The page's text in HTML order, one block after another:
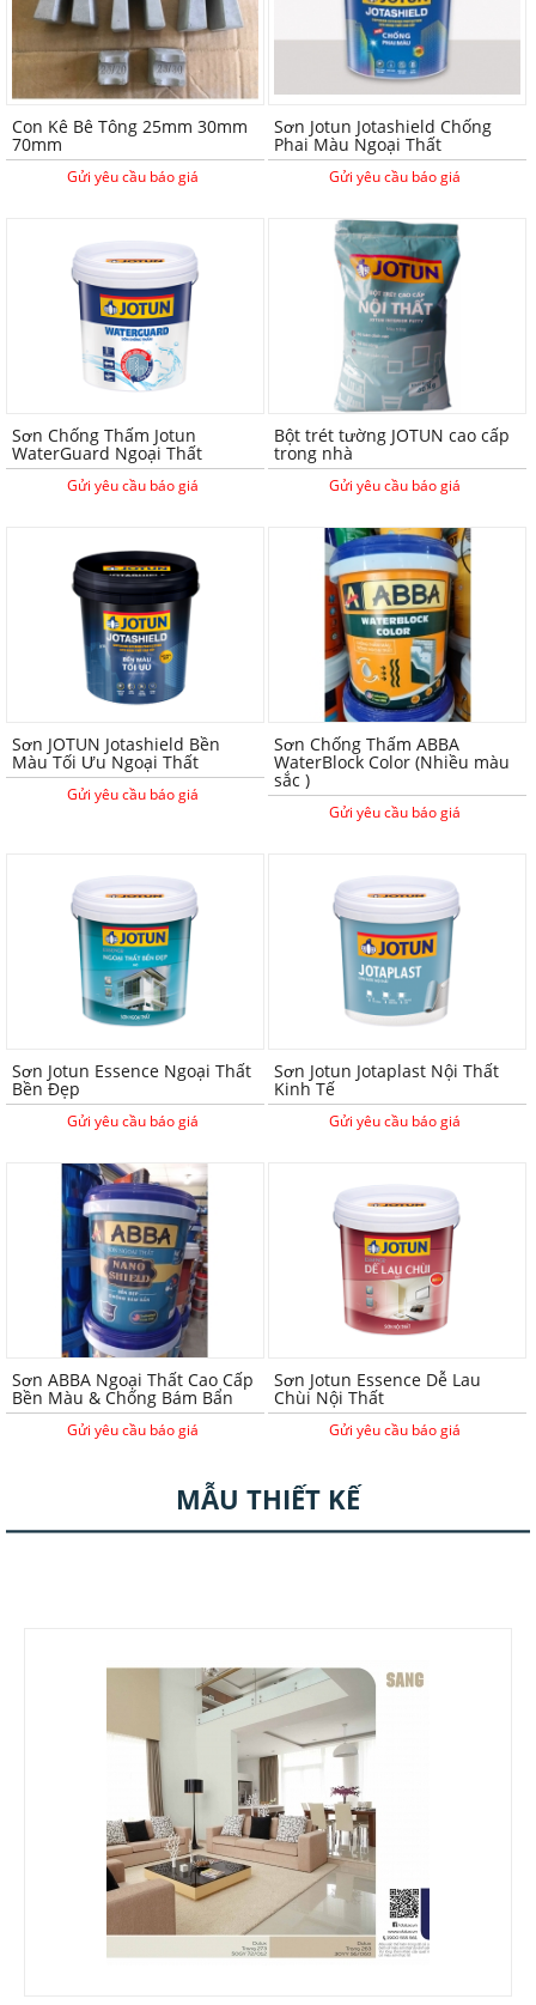
Con Kê Bê Tông 25mm 30mm
70mm
Gửi yêu cầu báo giá
Sơn Jotun Jotashield Chống
Phai Màu Ngoại Thất
Gửi yêu cầu báo giá
Sơn Chống Thấm Jotun
WaterGuard Ngoại Thất
Gửi yêu cầu báo giá
Bột trét tường JOTUN cao cấp
trong nhà
Gửi yêu cầu báo giá
Sơn JOTUN Jotashield Bền
Màu Tối Ưu Ngoại Thất
Gửi yêu cầu báo giá
Sơn Chống Thấm ABBA
WaterBlock Color (Nhiều màu
sắc )
Gửi yêu cầu báo giá
Sơn Jotun Essence Ngoại Thất
Bền Đẹp
Gửi yêu cầu báo giá
Sơn Jotun Jotaplast Nội Thất
Kinh Tế
Gửi yêu cầu báo giá
Sơn ABBA Ngoại Thất Cao Cấp
Bền Màu & Chống Bám Bẩn
Gửi yêu cầu báo giá
Sơn Jotun Essence Dễ Lau
Chùi Nội Thất
Gửi yêu cầu báo giá
MẪU THIẾT KẾ